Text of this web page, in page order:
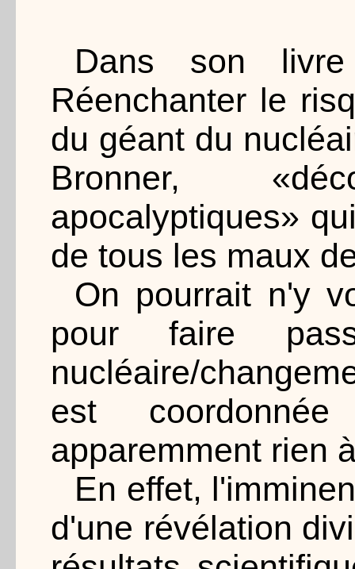
Dans son
Réenchanter le
du géant du
Bronner,
apocalyptiques»
de tous les maux
On pourrait n'y
pour faire
nucléaire/
est
apparemment rien
En effet,
d'une révélation